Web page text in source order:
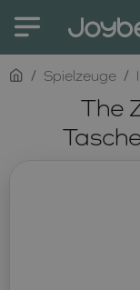
The
homeSpielzeuge